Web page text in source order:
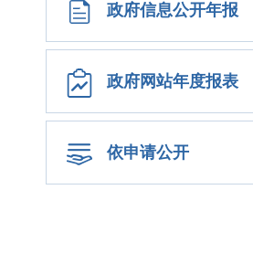
政府信息公开年报
政府网站年度报表
依申请公开